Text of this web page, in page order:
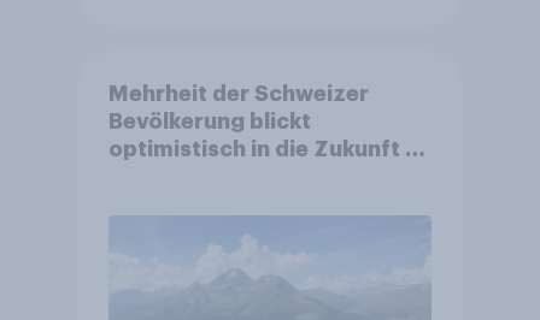
Mehrheit der Schweizer
Bevölkerung blickt
optimistisch in die Zukunft –
Altersvorsorge